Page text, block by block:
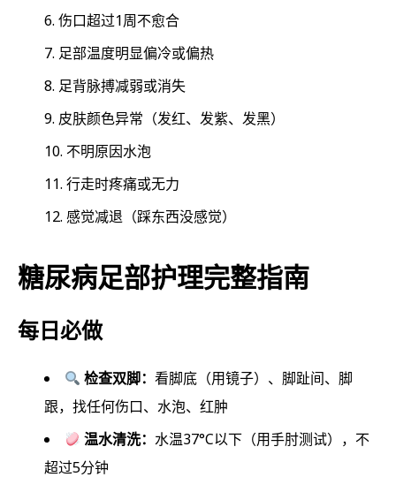
伤口超过1周不愈合
足部温度明显偏冷或偏热
足背脉搏减弱或消失
皮肤颜色异常（发红、发紫、发黑）
不明原因水泡
行走时疼痛或无力
感觉减退（踩东西没感觉）
糖尿病足部护理完整指南
每日必做
检查双脚：看脚底（用镜子）、脚趾间、脚
跟，找任何伤口、水泡、红肿
温水清洗：水温37°C以下（用手肘测试），不
超过5分钟